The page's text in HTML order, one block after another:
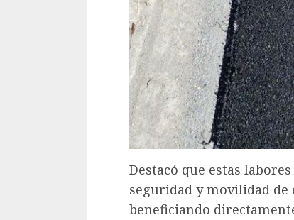
Destacó que estas
seguridad y movilidad
beneficiando